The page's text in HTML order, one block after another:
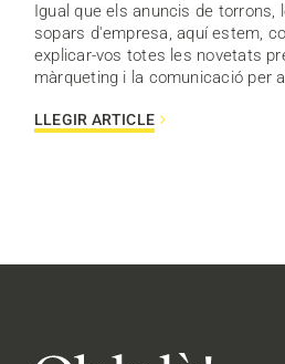
Igual que els anuncis de torrons,
sopars d'empresa, aquí estem,
explicar-vos totes les novetats
màrqueting i la comunicació per
LLEGIR ARTICLE